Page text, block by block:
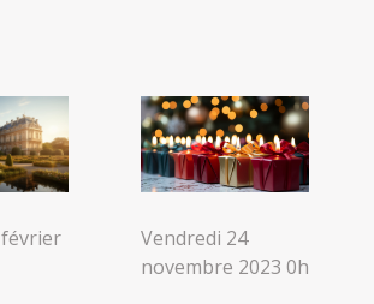
Vendredi 24
novembre 2023 0h